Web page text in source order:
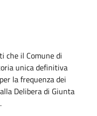
che il Comune di
unica definitiva
la frequenza dei
Delibera di Giunta